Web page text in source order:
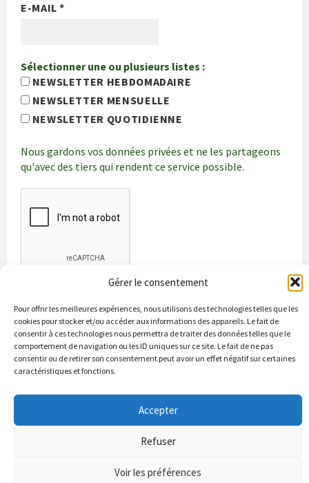
Gérer le consentement
Pour offrir les meilleures expériences, nous utilisons des technologies telles que les
cookies pour stocker et/ou accéder aux informations des appareils. Le fait de
consentir à ces technologies nous permettra de traiter des données telles que le
comportement de navigation ou les ID uniques sur ce site. Le fait de ne pas
consentir ou de retirer son consentement peut avoir un effet négatif sur certaines
caractéristiques et fonctions.
Accepter
Refuser
Voir les préférences
E-MAIL*
Sélectionner une ou plusieurs listes :
NEWSLETTER HEBDOMADAIRE
NEWSLETTER MENSUELLE
NEWSLETTER QUOTIDIENNE
Nous gardons vos données privées et ne les partageons
qu'avec des tiers qui rendent ce service possible.
Les bonnes adresses
Contacts & renseignements
© 2026 Site officiel de la commune de Puycapel dans le Cantal
Conformité à la loi RGPD
Puycapel.fr utilise des cookies pour améliorer les performance et